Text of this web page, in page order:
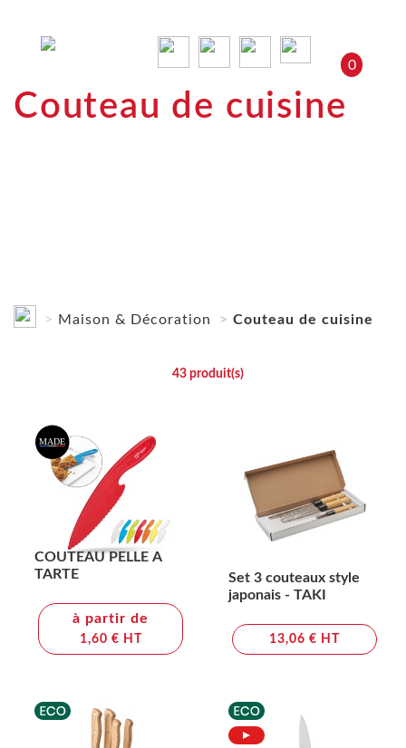
0
Couteau de cuisine
Maison & Décoration Couteau de cuisine
43produit(s)
COUTEAU PELLE A
TARTE
à partir de
1,60 € HT
Set 3 couteaux style
japonais - TAKI
13,06 € HT